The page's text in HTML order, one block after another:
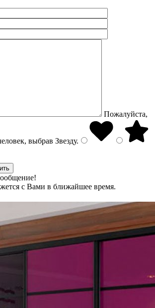
Пожалуйста,
выбрав Звезду.
с Вами в ближайшее время.